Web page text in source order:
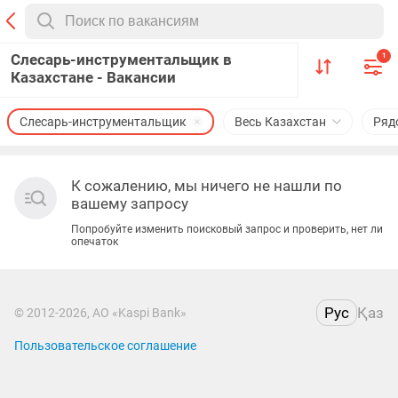
Слесарь-инструментальщик в
Казахстане - Вакансии
1
Весь Казахстан
Слесарь-инструментальщик
К сожалению, мы ничего не нашли по
вашему запросу
Попробуйте изменить поисковый запрос и проверить, нет ли
опечаток
© 2012-2026, АО «Kaspi Bank» Рус Қаз
Пользовательское соглашение